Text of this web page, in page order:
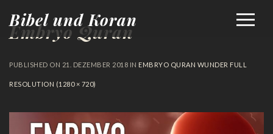
Bibel und Koran
Embryo Quran
PUBLISHED ON 21. DEZEMBER 2018 IN EMBRYO QURAN WUNDER FULL
RESOLUTION (1280 × 720)